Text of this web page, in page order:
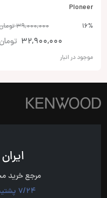
Pioneer
16%
39,000,000
32,900,000 تومان
موجود در انبار
مرجع خرید
7/24 پشتیبان شما هستیم